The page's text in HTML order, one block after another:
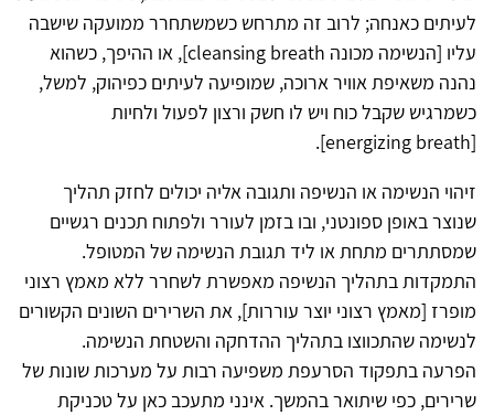
לעיתים כאנחה; לרוב זה מתרחש כשמשתחרר ממועקה שישבה
עליו [הנשימה מכונה cleansing breath], או ההיפך, כשהוא
נהנה משאיפת אוויר ארוכה, שמופיעה לעיתים כפיהוק, למשל,
כשמרגיש שקבל כוח ויש לו חשק ורצון לפעול ולחיות
[energizing breath].
זיהוי הנשימה או הנשיפה ותגובה אליה יכולים לחזק תהליך
שנוצר באופן ספונטני, ובו בזמן לעורר ולפתוח תכנים רגשיים
שמסתתרים מתחת או ליד תגובת הנשימה של המטופל.
התמקדות בתהליך הנשיפה מאפשרת לשחרר ללא מאמץ רצוני
מופרז [מאמץ רצוני יוצר עוררות], את השרירים השונים הקשורים
לנשימה שהתכווצו בתהליך ההדחקה והשטחת הנשימה.
הפרעה בתפקוד הסרעפת משפיעה רבות על מערכות שונות של
שרירים, כפי שיתואר בהמשך. אינני מתעכב כאן על טכניקת